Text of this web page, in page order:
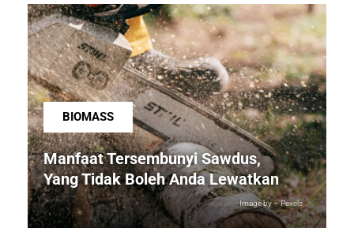
BIOMASS
Manfaat Tersembunyi Sawdus,
Yang Tidak Boleh Anda Lewatkan
Image by – Pexels